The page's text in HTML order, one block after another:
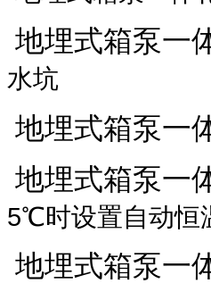
地埋式箱泵一
水坑
地埋式箱泵一
地埋式箱泵一
5℃时设置自动恒
地埋式箱泵一